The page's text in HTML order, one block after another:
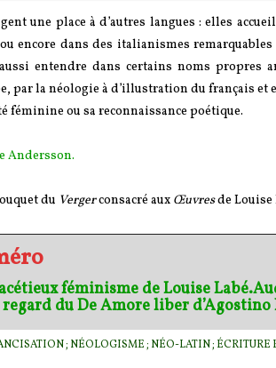
une place à d’autres langues : elles
encore dans des italianismes
entendre dans certains noms propres
par la néologie à d’illustration du français et e
ou sa reconnaissance poétique.
Andersson.
du Vergerconsacré aux Œuvresde Louise
féminisme de Louise Labé.
regard du De Amore liber
; NÉOLOGISME ; NÉO-LATIN ;